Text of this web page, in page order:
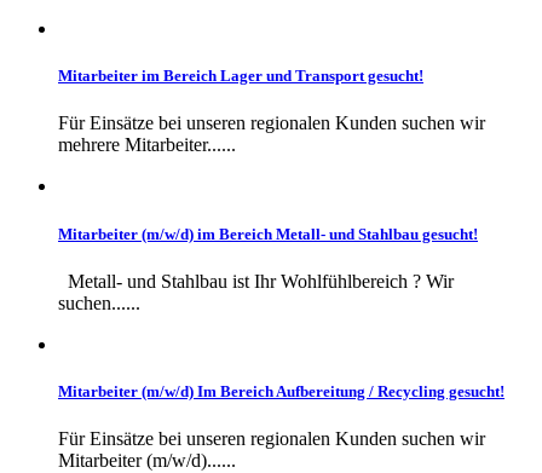
Mitarbeiter im Bereich Lager und Transport gesucht!
Für Einsätze bei unseren regionalen Kunden suchen wir
mehrere Mitarbeiter......
Mitarbeiter (m/w/d) im Bereich Metall- und Stahlbau gesucht!
Metall- und Stahlbau ist Ihr Wohlfühlbereich ? Wir
suchen......
Mitarbeiter (m/w/d) Im Bereich Aufbereitung / Recycling gesucht!
Für Einsätze bei unseren regionalen Kunden suchen wir
Mitarbeiter (m/w/d)......